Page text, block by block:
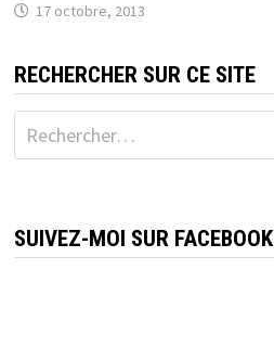
17 octobre, 2013
RECHERCHER SUR CE SITE
Rechercher :
SUIVEZ-MOI SUR FACEBOOK